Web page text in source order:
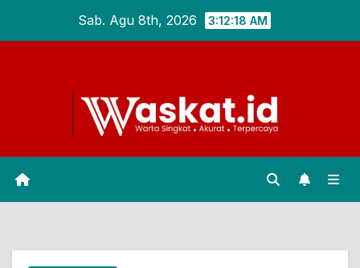
Sab. Agu 8th, 2026 3:12:19 AM